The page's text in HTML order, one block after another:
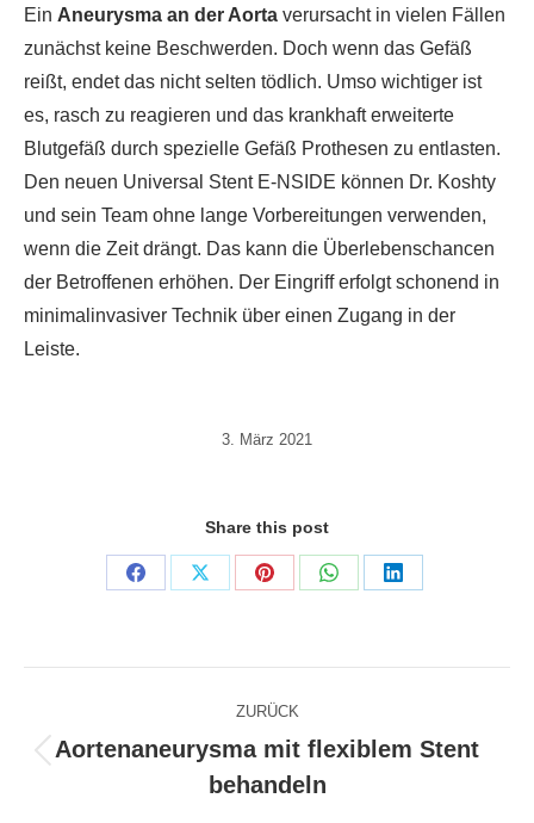
Ein Aneurysma an der Aorta verursacht in vielen Fällen
zunächst keine Beschwerden. Doch wenn das Gefäß
reißt, endet das nicht selten tödlich. Umso wichtiger ist
es, rasch zu reagieren und das krankhaft erweiterte
Blutgefäß durch spezielle Gefäß Prothesen zu entlasten.
Den neuen Universal Stent E-NSIDE können Dr. Koshty
und sein Team ohne lange Vorbereitungen verwenden,
wenn die Zeit drängt. Das kann die Überlebenschancen
der Betroffenen erhöhen. Der Eingriff erfolgt schonend in
minimalinvasiver Technik über einen Zugang in der
Leiste.
3. März 2021
Share this post
Share
Share
Share
Share
Share
Kommentarnavigation
ZURÜCK
Beitrag:
Aortenaneurysma mit flexiblem Stent
behandeln